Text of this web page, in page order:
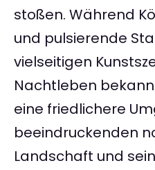
stoßen. Während
und pulsierende
vielseitigen
Nachtleben
eine friedlichere
beeindruckenden
Landschaft und